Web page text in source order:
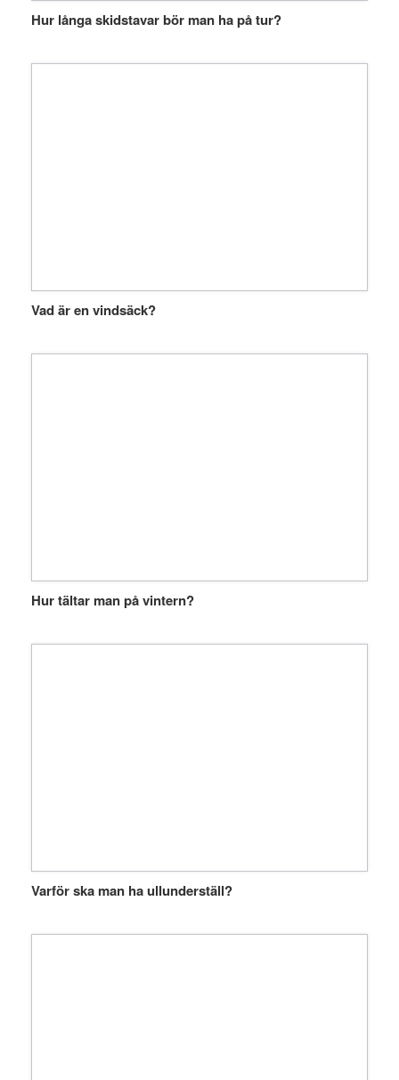
Hur långa skidstavar bör man ha på tur?
Vad är en vindsäck?
Hur tältar man på vintern?
Varför ska man ha ullunderställ?